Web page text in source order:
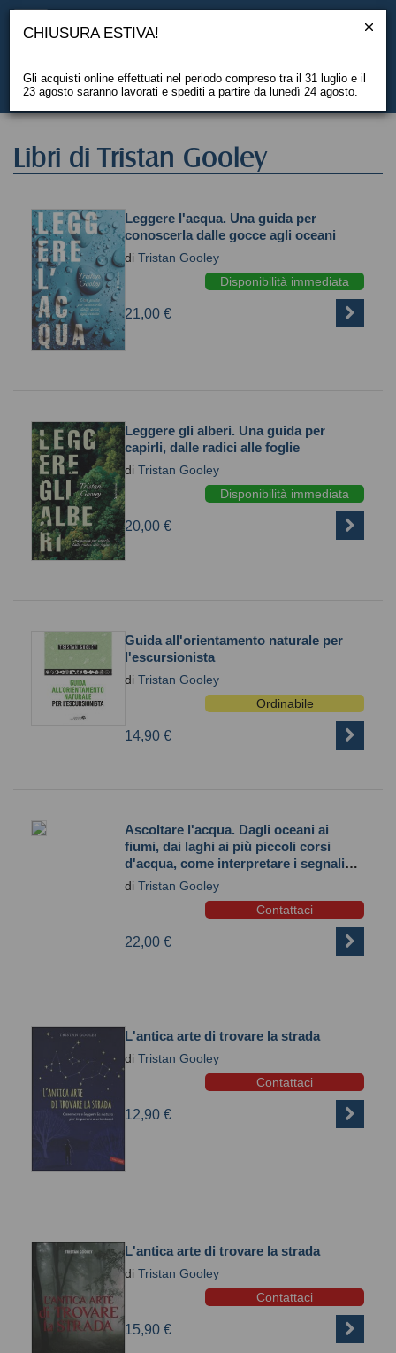
EN
Libri di Tristan Gooley
Leggere l'acqua. Una guida per
conoscerla dalle gocce agli oceani
di Tristan Gooley
Disponibilità immediata
21,00 €
Leggere gli alberi. Una guida per
capirli, dalle radici alle foglie
di Tristan Gooley
Disponibilità immediata
20,00 €
Guida all'orientamento naturale per
l'escursionista
di Tristan Gooley
Ordinabile
14,90 €
Ascoltare l'acqua. Dagli oceani ai
fiumi, dai laghi ai più piccoli corsi
d'acqua, come interpretare i segnali
della natura
di Tristan Gooley
Contattaci
22,00 €
L'antica arte di trovare la strada
di Tristan Gooley
Contattaci
12,90 €
L'antica arte di trovare la strada
di Tristan Gooley
Contattaci
15,90 €
CHIUSURA ESTIVA!
Gli acquisti online effettuati nel periodo compreso tra il 31 luglio e il
23 agosto saranno lavorati e spediti a partire da lunedì 24 agosto.